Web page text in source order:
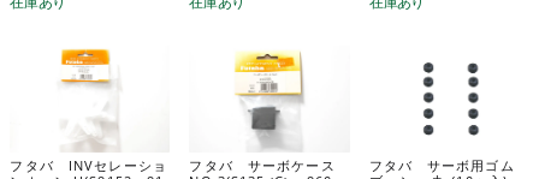
フタバ INVセレーショ
フタバ サーボケース
フタバ サーボ用ゴム